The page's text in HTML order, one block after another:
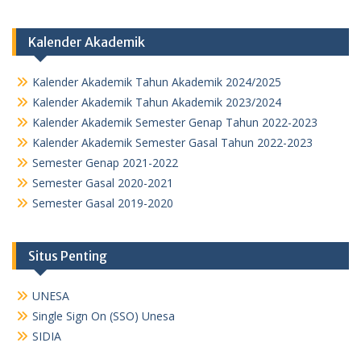
Kalender Akademik
Kalender Akademik Tahun Akademik 2024/2025
Kalender Akademik Tahun Akademik 2023/2024
Kalender Akademik Semester Genap Tahun 2022-2023
Kalender Akademik Semester Gasal Tahun 2022-2023
Semester Genap 2021-2022
Semester Gasal 2020-2021
Semester Gasal 2019-2020
Situs Penting
UNESA
Single Sign On (SSO) Unesa
SIDIA